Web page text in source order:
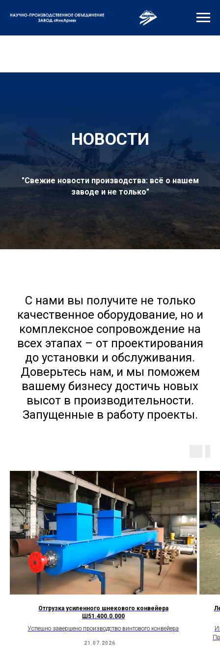
НОВОСТИ
"Свежие новости производства: всё о нашем
заводе и не только"
С нами вы получите не только
качественное оборудование, но и
комплексное сопровождение на
всех этапах – от проектирования
до установки и обслуживания.
Доверьтесь нам, и мы поможем
вашему бизнесу достичь новых
высот в производительности.
Запущенные в работу проекты.
Отгрузка усиленного шнекового конвейера
Ш51.400.0.000
Успешно завершено производство винтового конвейера
21.07.2026